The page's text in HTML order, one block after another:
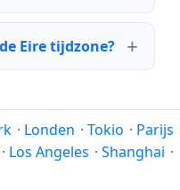
Eire tijdzone?
· Londen · Tokio · Parijs
· Los Angeles · Shanghai ·